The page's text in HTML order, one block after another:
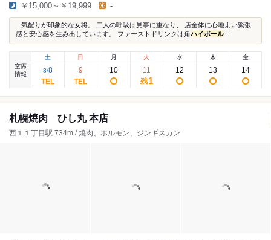
￥15,000～￥19,999 -
...気配りが印象的な女将。 二人の呼吸は見事に重なり、 店全体に心地よい緊張
感と安心感を生み出しています。 ファーストドリンクは角ハイボール...
空席
情報
土
8/8
日
9
月
10
火
11
残1
水
12
木
13
金
14
札幌焼肉 ひし丸 本店
西１１丁目駅 734m / 焼肉、ホルモン、ジンギスカン